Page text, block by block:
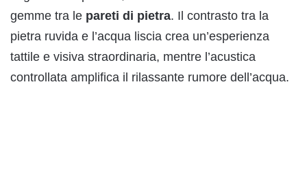
gemme tra le pareti di pietra. Il contrasto tra la
pietra ruvida e l’acqua liscia crea un’esperienza
tattile e visiva straordinaria, mentre l’acustica
controllata amplifica il rilassante rumore dell’acqua.